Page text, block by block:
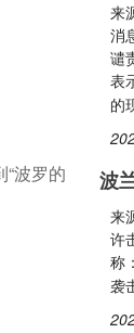
来
消
谴
表
的
波
来
许
称
袭